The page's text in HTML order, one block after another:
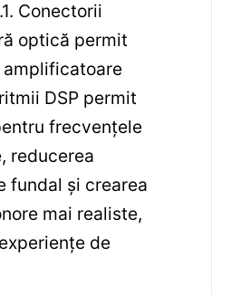
Conectorii
optică permit
DSP permit
frecvențele
reducerea
fundal și crearea
mai realiste,
de